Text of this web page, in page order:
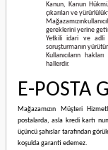
Kanun, Kanun
çıkarılan ve
gereklerini yerine
Yetkili idari ve adli
soruşturmanın
Kullanıcıların
hallerdir.
E-POSTA
Mağazamızın Müşteri
postalarda, asla kredi kartı
üçüncü şahıslar tarafından
koşulda garanti edemez.